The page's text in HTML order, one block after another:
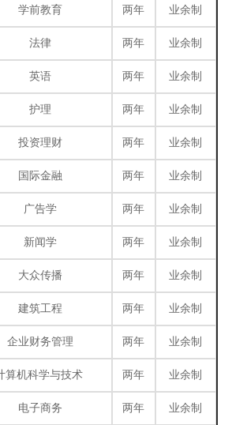
学前教育 两年 业余制
法律 两年 业余制
英语 两年 业余制
护理 两年 业余制
投资理财 两年 业余制
国际金融 两年 业余制
广告学 两年 业余制
新闻学 两年 业余制
大众传播 两年 业余制
建筑工程 两年 业余制
企业财务管理 两年 业余制
算机科学与技术 两年 业余制
电子商务 两年 业余制